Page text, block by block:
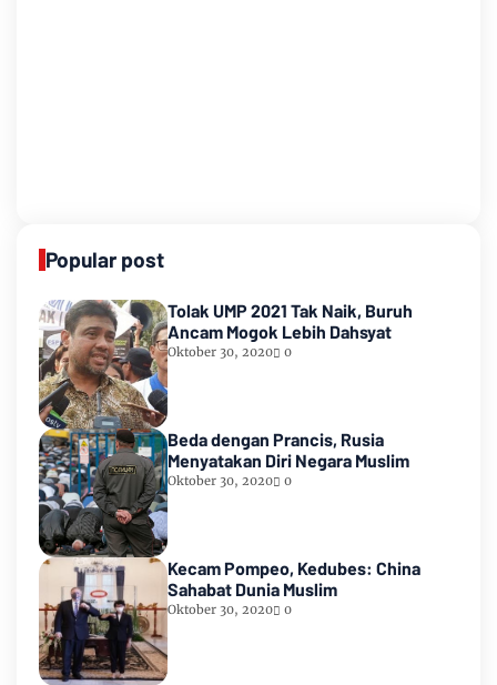
Popular post
Tolak UMP 2021 Tak Naik, Buruh
Ancam Mogok Lebih Dahsyat
Oktober 30, 2020 0
Beda dengan Prancis, Rusia
Menyatakan Diri Negara Muslim
Oktober 30, 2020 0
Kecam Pompeo, Kedubes: China
Sahabat Dunia Muslim
Oktober 30, 2020 0